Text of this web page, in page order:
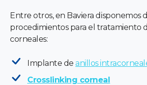
Entre otros, en Baviera disponemos
procedimientos para el tratamiento
corneales:
Implante deanillos
Crosslinking corneal